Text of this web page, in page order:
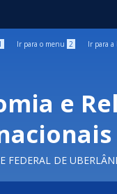
Ir para o menu 2 Ir para a
e
FEDERAL DE